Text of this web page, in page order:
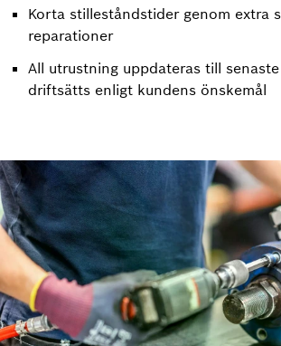
Korta stilleståndstider genom extra
reparationer
All utrustning uppdateras till
driftsätts enligt kundens önskemål